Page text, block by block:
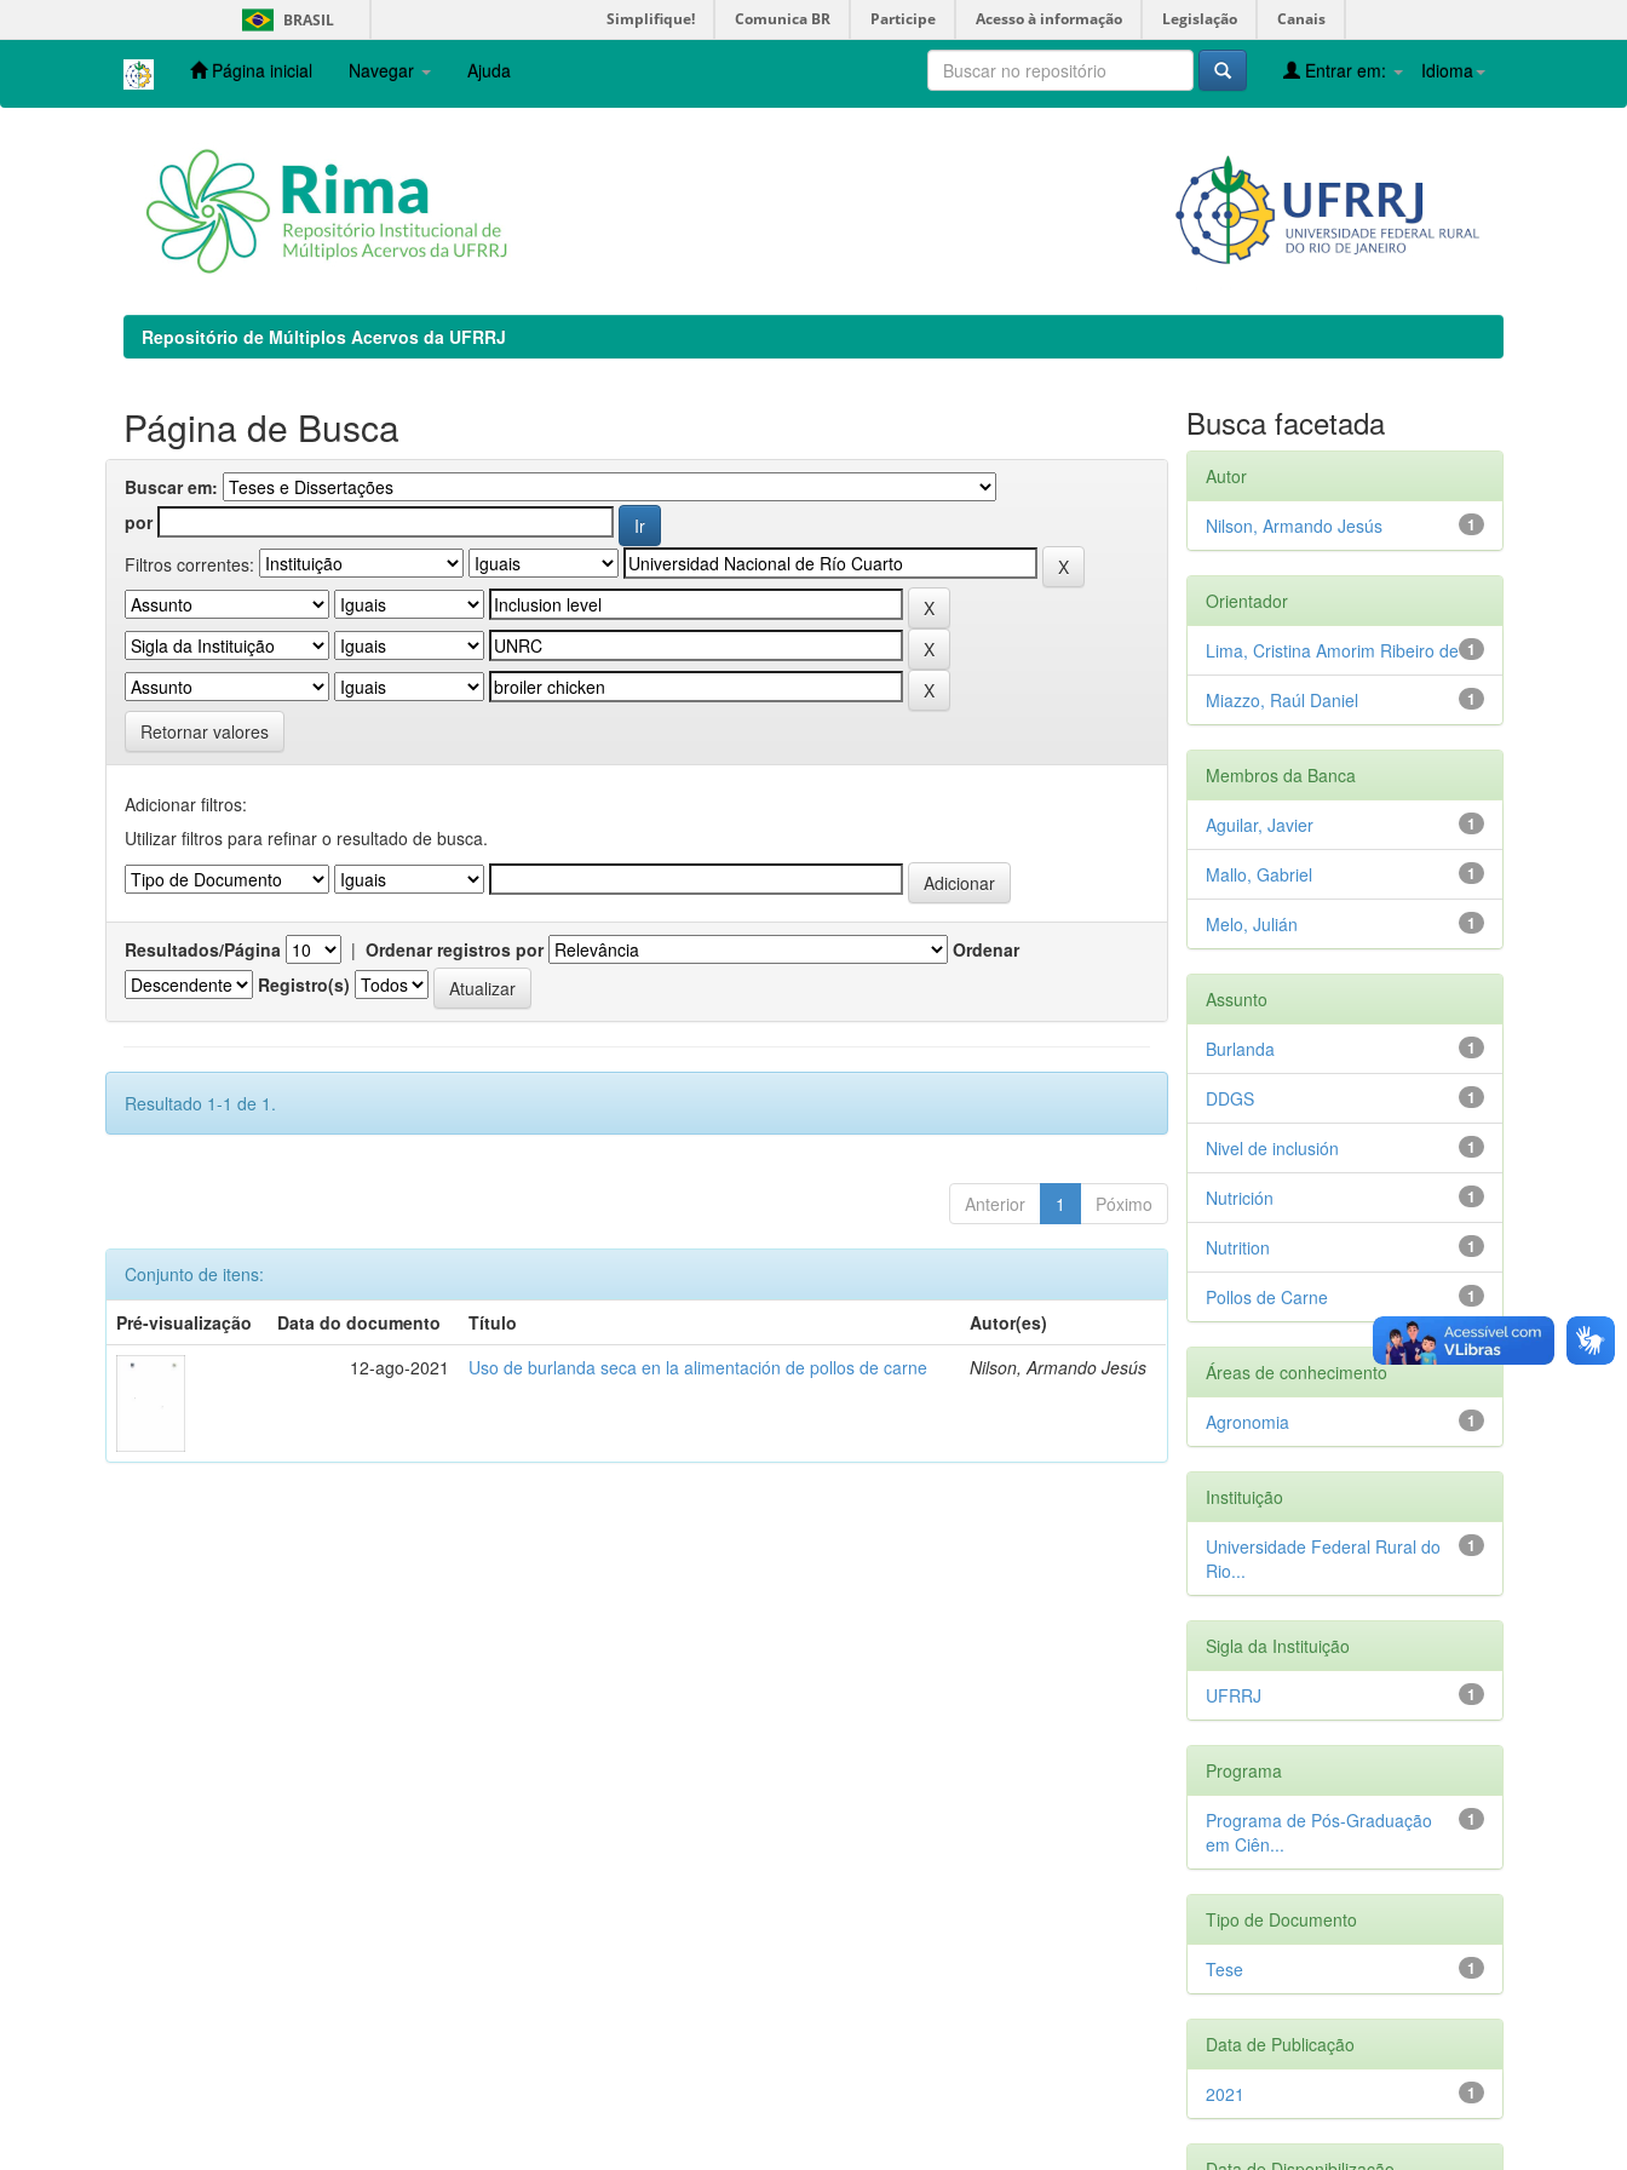
navigation
BRASIL Simplifique! Comunica BR Participe Acesso à informação Legislação Canais
Página inicial Navegar Ajuda Idioma
Entrar em:
Repositório de Múltiplos Acervos da UFRRJ
Página de Busca
Buscar em:
por
Filtros correntes:
Retornar valores
Adicionar filtros:
Utilizar filtros para refinar o resultado de busca.
Resultados/Página | Ordenar registros por
Ordenar
Registro(s)
Resultado 1-1 de 1.
Anterior 1 Póximo
Conjunto de itens:
Pré-visualização
Data do documento Título
Autor(es)
12-ago-2021
Uso de burlanda seca en la alimentación de pollos de carne Nilson, Armando Jesús
Busca facetada
Autor
1
Nilson, Armando Jesús
Orientador
1
Lima, Cristina Amorim Ribeiro de
1
Miazzo, Raúl Daniel
Membros da Banca
1
Aguilar, Javier
1
Mallo, Gabriel
1
Melo, Julián
Assunto
1
Burlanda
1
DDGS
1
Nivel de inclusión
1
Nutrición
1
Nutrition
1
Pollos de Carne
Áreas de conhecimento
1
Agronomia
Instituição
1
Universidade Federal Rural do
Rio...
Sigla da Instituição
1
UFRRJ
Programa
1
Programa de Pós-Graduação
em Ciên...
Tipo de Documento
1
Tese
Data de Publicação
1
2021